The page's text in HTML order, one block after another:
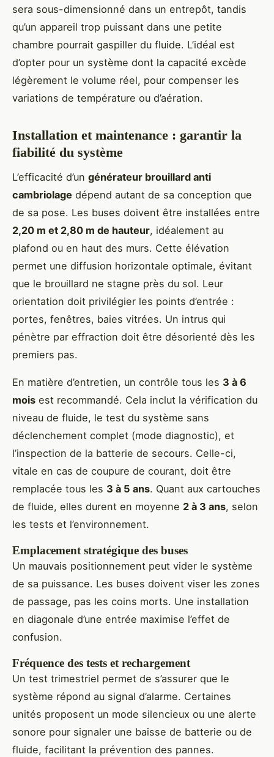
sera sous-dimensionné dans un entrepôt, tandis
qu’un appareil trop puissant dans une petite
chambre pourrait gaspiller du fluide. L’idéal est
d’opter pour un système dont la capacité excède
légèrement le volume réel, pour compenser les
variations de température ou d’aération.
Installation et maintenance : garantir la
fiabilité du système
L’efficacité d’un générateur brouillard anti
cambriolage dépend autant de sa conception que
de sa pose. Les buses doivent être installées entre
2,20 m et 2,80 m de hauteur, idéalement au
plafond ou en haut des murs. Cette élévation
permet une diffusion horizontale optimale, évitant
que le brouillard ne stagne près du sol. Leur
orientation doit privilégier les points d’entrée :
portes, fenêtres, baies vitrées. Un intrus qui
pénètre par effraction doit être désorienté dès les
premiers pas.
En matière d’entretien, un contrôle tous les 3 à 6
mois est recommandé. Cela inclut la vérification du
niveau de fluide, le test du système sans
déclenchement complet (mode diagnostic), et
l’inspection de la batterie de secours. Celle-ci,
vitale en cas de coupure de courant, doit être
remplacée tous les 3 à 5 ans. Quant aux cartouches
de fluide, elles durent en moyenne 2 à 3 ans, selon
les tests et l’environnement.
Emplacement stratégique des buses
Un mauvais positionnement peut vider le système
de sa puissance. Les buses doivent viser les zones
de passage, pas les coins morts. Une installation
en diagonale d’une entrée maximise l’effet de
confusion.
Fréquence des tests et rechargement
Un test trimestriel permet de s’assurer que le
système répond au signal d’alarme. Certaines
unités proposent un mode silencieux ou une alerte
sonore pour signaler une baisse de batterie ou de
fluide, facilitant la prévention des pannes.